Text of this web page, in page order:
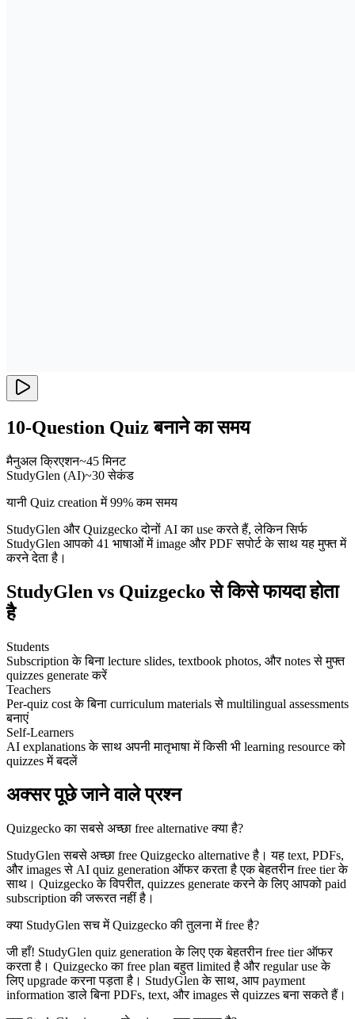
10-Question Quiz बनाने का समय
मैनुअल क्रिएशन~45 मिनट
StudyGlen (AI)~30 सेकंड
यानी Quiz creation में 99% कम समय
StudyGlen और Quizgecko दोनों AI का use करते हैं, लेकिन सिर्फ
StudyGlen आपको 41 भाषाओं में image और PDF सपोर्ट के साथ यह मुफ्त में
करने देता है।
StudyGlen vs Quizgecko से किसे फायदा होता
है
Students
Subscription के बिना lecture slides, textbook photos, और notes से मुफ्त
quizzes generate करें
Teachers
Per-quiz cost के बिना curriculum materials से multilingual assessments
बनाएं
Self-Learners
AI explanations के साथ अपनी मातृभाषा में किसी भी learning resource को
quizzes में बदलें
अक्सर पूछे जाने वाले प्रश्न
Quizgecko का सबसे अच्छा free alternative क्या है?
StudyGlen सबसे अच्छा free Quizgecko alternative है। यह text, PDFs,
और images से AI quiz generation ऑफर करता है एक बेहतरीन free tier के
साथ। Quizgecko के विपरीत, quizzes generate करने के लिए आपको paid
subscription की जरूरत नहीं है।
क्या StudyGlen सच में Quizgecko की तुलना में free है?
जी हाँ! StudyGlen quiz generation के लिए एक बेहतरीन free tier ऑफर
करता है। Quizgecko का free plan बहुत limited है और regular use के
लिए upgrade करना पड़ता है। StudyGlen के साथ, आप payment
information डाले बिना PDFs, text, और images से quizzes बना सकते हैं।